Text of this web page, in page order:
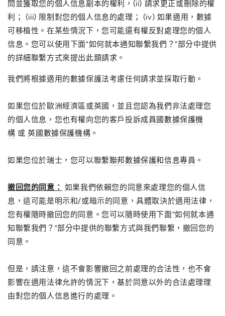
問並獲取您的個人信息副本的權利，(ii) 請求更正或刪除的權
利； (iii) 限制對您的個人信息的處理； (iv) 如果適用，數據
可移植性。在某些情況下，您可能還有權反對處理您的個人
信息。您可以使用下面“如何就本通知聯繫我們？”部分中提供
的詳細聯繫方式來提出此類請求。
我們將根據適用的數據保護法考慮任何請求並採取行動。
如果您位於歐洲經濟區或英國，並且您認為我們非法處理您
的個人信息，您也有權向您的客戶投訴成員國數據保護機
構 或英國數據保護機構 。
如果您位於瑞士，您可以聯繫聯邦數據保護和信息專員 。
撤回您的同意： 如果我們依賴您的同意來處理您的個人信
息，這可能是明示和/或暗示的同意，具體取決於適用法律，
您有權隨時撤回您的同意。您可以隨時使用下面“如何就本通
知聯繫我們？”部分中提供的聯繫方式與我們聯繫，撤回您的
同意。
但是，請注意，這不會影響撤回之前處理的合法性，也不會
影響在適用法律允許的情況下，基於同意以外的合法處理理
由對您的個人信息進行的處理。